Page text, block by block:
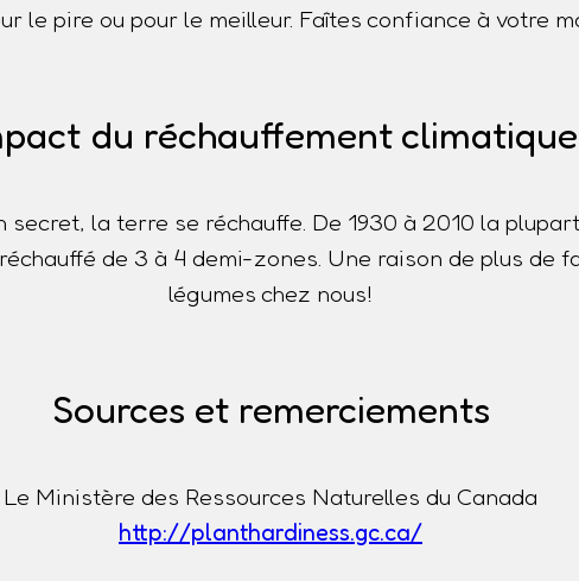
le pire ou pour le meilleur. Faîtes confiance à votre
du réchauffement climatique
secret, la terre se réchauffe. De 1930 à 2010 la
de 3 à 4 demi-zones. Une raison de plus de
légumes chez nous!
Sources et remerciements
Le Ministère des Ressources Naturelles du Canada
http://planthardiness.gc.ca/